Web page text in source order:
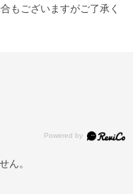
もございますがご了承く
ん。